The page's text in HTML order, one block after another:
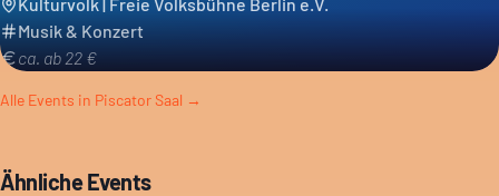
Musik & Konzert
ca. ab 22 €
Alle Events in Piscator Saal →
Ähnliche Events